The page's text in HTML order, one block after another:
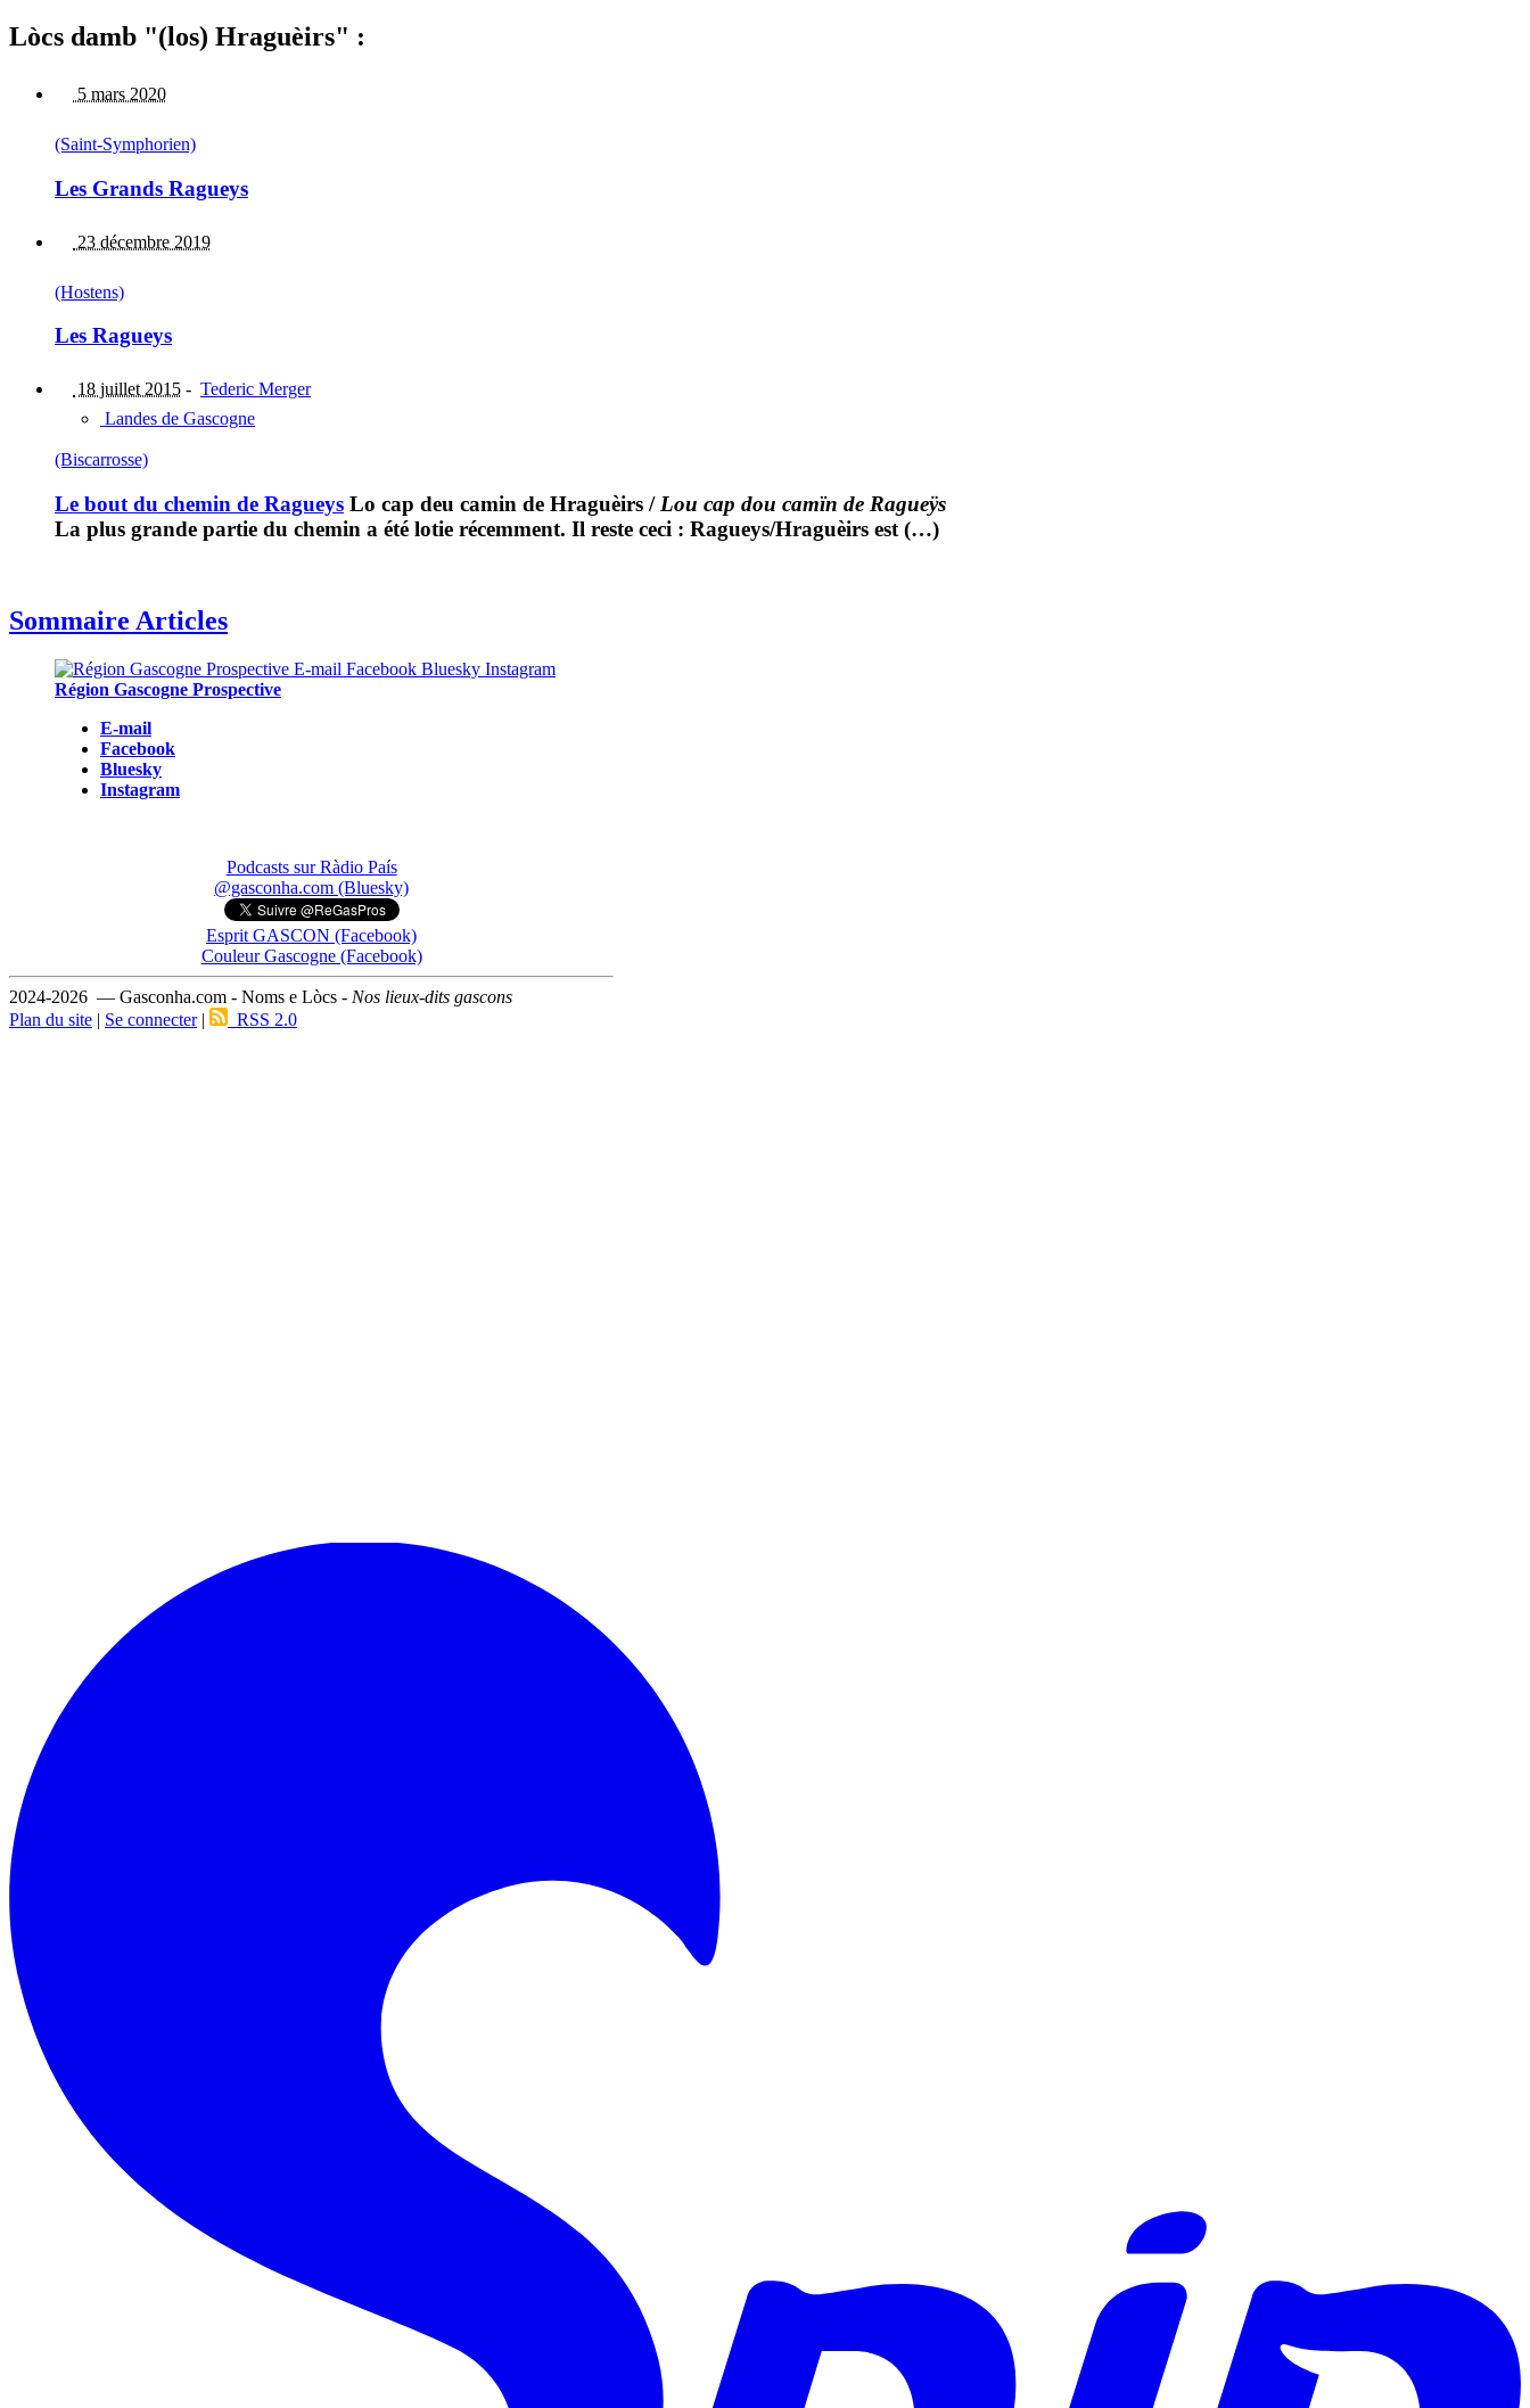
Lòcs damb "(los) Hraguèirs" :
5 mars 2020
(Saint-Symphorien)
Les Grands Ragueys
23 décembre 2019
(Hostens)
Les Ragueys
18 juillet 2015 - Tederic Merger
Landes de Gascogne
(Biscarrosse)
Le bout du chemin de Ragueys Lo cap deu camin de Hraguèirs / Lou cap dou camïn de Ragueÿs
La plus grande partie du chemin a été lotie récemment. Il reste ceci : Ragueys/Hraguèirs est (…)
Sommaire Articles
Région Gascogne Prospective
E-mail
Facebook
Bluesky
Instagram
Podcasts sur Ràdio País
@gasconha.com (Bluesky)
Esprit GASCON (Facebook)
Couleur Gascogne (Facebook)
2024-2026 — Gasconha.com - Noms e Lòcs - Nos lieux-dits gascons
Plan du site | Se connecter| RSS 2.0